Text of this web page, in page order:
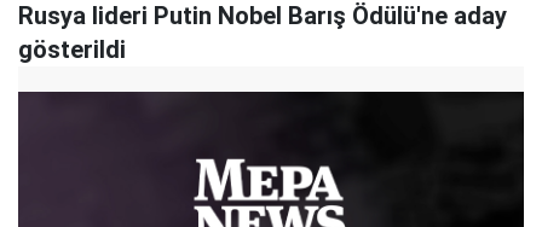
Rusya lideri Putin Nobel Barış Ödülü'ne aday
gösterildi